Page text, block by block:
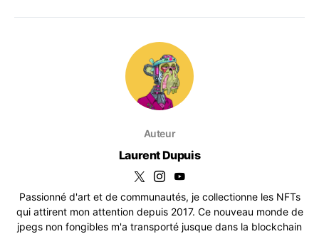
Auteur
Laurent Dupuis
Passionné d'art et de communautés, je collectionne les NFTs
qui attirent mon attention depuis 2017. Ce nouveau monde de
jpegs non fongibles m'a transporté jusque dans la blockchain